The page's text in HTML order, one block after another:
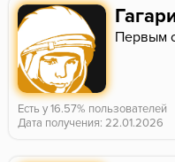
Первым
Есть у 16.57% пользователей
Дата получения: 22.01.2026